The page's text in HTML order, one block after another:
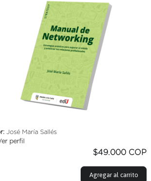
José María Sallés
perfil
$49.000 COP
Agregar al carrito